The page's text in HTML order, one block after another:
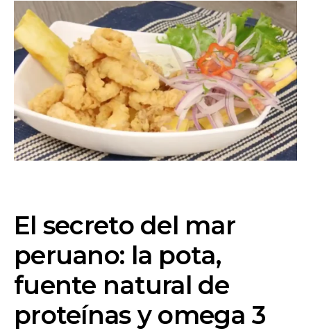
El secreto del mar
peruano: la pota,
fuente natural de
proteínas y omega 3